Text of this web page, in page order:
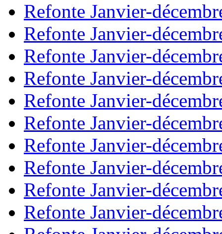
Refonte Janvier-
Refonte Janvier-
Refonte Janvier-
Refonte Janvier-
Refonte Janvier-
Refonte Janvier-
Refonte Janvier-
Refonte Janvier-
Refonte Janvier-
Refonte Janvier-